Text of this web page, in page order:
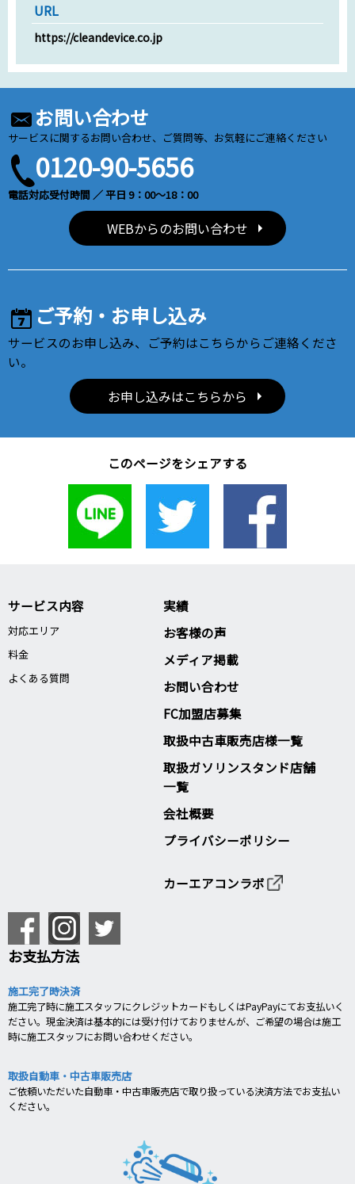
URL
https://cleandevice.co.jp
お問い合わせ
サービスに関するお問い合わせ、ご質問等、お気軽にご連絡ください
0120-90-5656
電話対応受付時間 ／ 平日 9：00～18：00
WEBからのお問い合わせ
ご予約・お申し込み
サービスのお申し込み、ご予約はこちらからご連絡くださ
い。
お申し込みはこちらから
このページをシェアする
サービス内容
対応エリア
料金
よくある質問
実績
お客様の声
メディア掲載
お問い合わせ
FC加盟店募集
取扱中古車販売店様一覧
取扱ガソリンスタンド店舗
一覧
会社概要
プライバシーポリシー
カーエアコンラボ
お支払方法
施工完了時決済
施工完了時に施工スタッフにクレジットカードもしくはPayPayにてお支払いく
ださい。現金決済は基本的には受け付けておりませんが、ご希望の場合は施工
時に施工スタッフにお問い合わせください。
取扱自動車・中古車販売店
ご依頼いただいた自動車・中古車販売店で取り扱っている決済方法でお支払い
ください。